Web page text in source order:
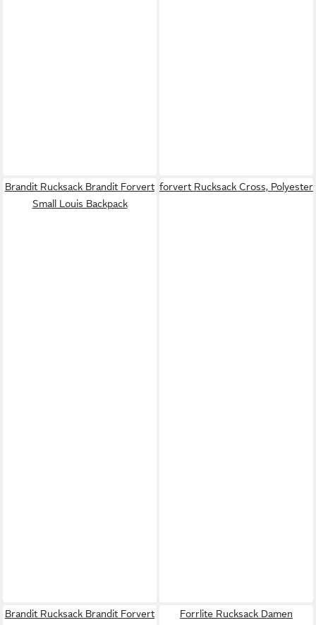
Brandit Rucksack Brandit Forvert
Small Louis Backpack
forvert Rucksack Cross, Polyester
Brandit Rucksack Brandit Forvert
Forrlite Rucksack Damen